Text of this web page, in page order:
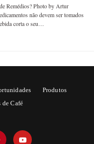
Remédios? Photo by Artur
não devem ser tomados
corta o seu…
Produtos
de Café